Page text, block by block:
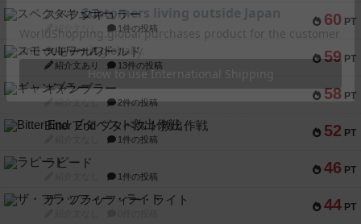
60 PT
スペクタキュラー
紹介文なし 1件の投稿
59 PT
スモールワールド
紹介文あり 13件の投稿
58 PT
ギャンブラー
紹介文なし 2件の投稿
52 PT
Bitter End ブタペスト救出作戦
1件の投稿
46 PT
ラピード
1件の投稿
44 PT
ザ・フラッフィー・ライト